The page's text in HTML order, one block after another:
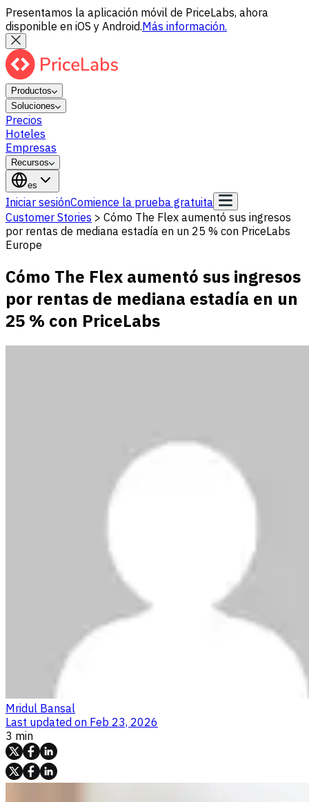
Presentamos la aplicación móvil de PriceLabs, ahora
disponible en iOS y Android.Más información.
Productos
Soluciones
Precios
Hoteles
Empresas
Recursos
es
Iniciar sesiónComience la prueba gratuita
Customer Stories > Cómo The Flex aumentó sus ingresos
por rentas de mediana estadía en un 25 % con PriceLabs
Europe
Cómo The Flex aumentó sus ingresos
por rentas de mediana estadía en un
25 % con PriceLabs
Mridul Bansal
Last updated on Feb 23, 2026
3 min